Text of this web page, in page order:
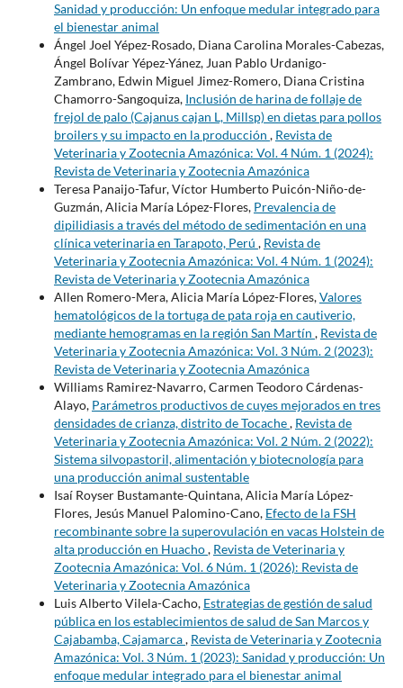
Sanidad y producción: Un enfoque medular integrado para
el bienestar animal
Ángel Joel Yépez-Rosado, Diana Carolina Morales-Cabezas,
Ángel Bolívar Yépez-Yánez, Juan Pablo Urdanigo-
Zambrano, Edwin Miguel Jimez-Romero, Diana Cristina
Chamorro-Sangoquiza, Inclusión de harina de follaje de
frejol de palo (Cajanus cajan L, Millsp) en dietas para pollos
broilers y su impacto en la producción , Revista de
Veterinaria y Zootecnia Amazónica: Vol. 4 Núm. 1 (2024):
Revista de Veterinaria y Zootecnia Amazónica
Teresa Panaijo-Tafur, Víctor Humberto Puicón-Niño-de-
Guzmán, Alicia María López-Flores, Prevalencia de
dipilidiasis a través del método de sedimentación en una
clínica veterinaria en Tarapoto, Perú , Revista de
Veterinaria y Zootecnia Amazónica: Vol. 4 Núm. 1 (2024):
Revista de Veterinaria y Zootecnia Amazónica
Allen Romero-Mera, Alicia María López-Flores,Valores
hematológicos de la tortuga de pata roja en cautiverio,
mediante hemogramas en la región San Martín , Revista de
Veterinaria y Zootecnia Amazónica: Vol. 3 Núm. 2 (2023):
Revista de Veterinaria y Zootecnia Amazónica
Williams Ramirez-Navarro, Carmen Teodoro Cárdenas-
Alayo, Parámetros productivos de cuyes mejorados en tres
densidades de crianza, distrito de Tocache, Revista de
Veterinaria y Zootecnia Amazónica: Vol. 2 Núm. 2 (2022):
Sistema silvopastoril, alimentación y biotecnología para
una producción animal sustentable
Isaí Royser Bustamante-Quintana, Alicia María López-
Flores, Jesús Manuel Palomino-Cano, Efecto de la FSH
recombinante sobre la superovulación en vacas Holstein de
alta producción en Huacho, Revista de Veterinaria y
Zootecnia Amazónica: Vol. 6 Núm. 1 (2026): Revista de
Veterinaria y Zootecnia Amazónica
Luis Alberto Vilela-Cacho, Estrategias de gestión de salud
pública en los establecimientos de salud de San Marcos y
Cajabamba, Cajamarca, Revista de Veterinaria y Zootecnia
Amazónica: Vol. 3 Núm. 1 (2023): Sanidad y producción: Un
enfoque medular integrado para el bienestar animal